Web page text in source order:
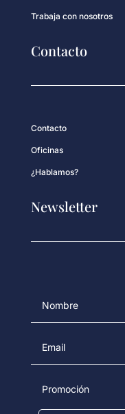
Trabaja con nosotros
Contacto
Contacto
Oficinas
¿Hablamos?
Newsletter